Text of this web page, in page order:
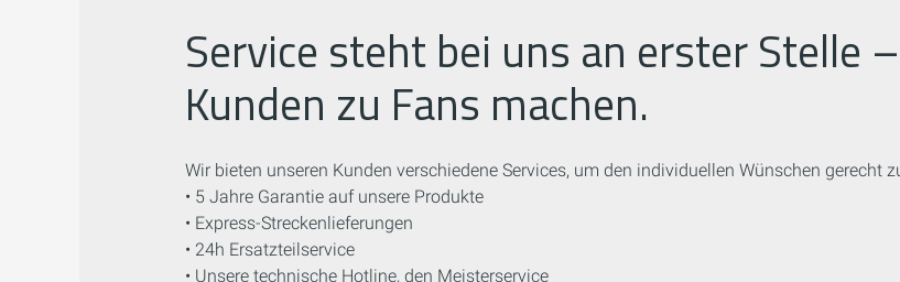
Service steht bei uns an erster Stelle
Kunden zu Fans machen.
Wir bieten unseren Kunden verschiedene Services, um den individuellen Wünschen gerecht
• 5 Jahre Garantie auf unsere Produkte
• Express-Streckenlieferungen
• 24h Ersatzteilservice
• Unsere technische Hotline, den Meisterservice